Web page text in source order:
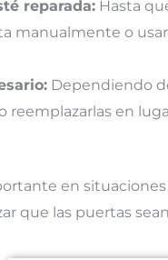
reparada: Hasta
manualmente o
Dependiendo
en
en
que las puertas